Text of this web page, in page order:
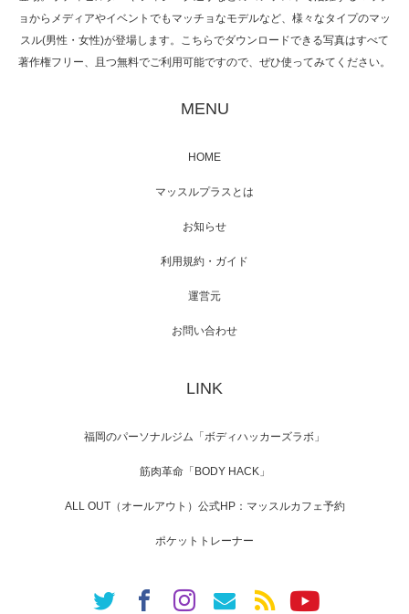
映画「メカバース」舞台挨拶へマッスルプラ
【TV】NHK BS「COOL JAPAN 」にてマッス
「ねとらぼ」さんに…
ョからメディアやイベントでもマッチョなモデルなど、様々なタイプのマッ
スル(男性・女性)が登場します。こちらでダウンロードできる写真はすべて
著作権フリー、且つ無料でご利用可能ですので、ぜひ使ってみてください。
MENU
HOME
マッスルプラスとは
お知らせ
利用規約・ガイド
運営元
お問い合わせ
LINK
福岡のパーソナルジム「ボディハッカーズラボ」
筋肉革命「BODY HACK」
ALL OUT（オールアウト）公式HP：マッスルカフェ予約
ポケットトレーナー